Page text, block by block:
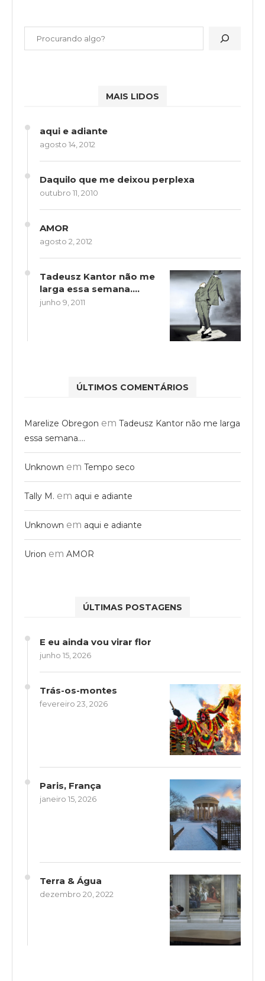
MAIS LIDOS
aqui e adiante
agosto 14, 2012
Daquilo que me deixou perplexa
outubro 11, 2010
AMOR
agosto 2, 2012
Tadeusz Kantor não me
larga essa semana….
junho 9, 2011
ÚLTIMOS COMENTÁRIOS
Marelize Obregon em Tadeusz Kantor não me larga
essa semana….
Unknown em Tempo seco
Tally M. em aqui e adiante
Unknown em aqui e adiante
Urion em AMOR
ÚLTIMAS POSTAGENS
E eu ainda vou virar flor
junho 15, 2026
Trás-os-montes
fevereiro 23, 2026
Paris, França
janeiro 15, 2026
Terra & Água
dezembro 20, 2022